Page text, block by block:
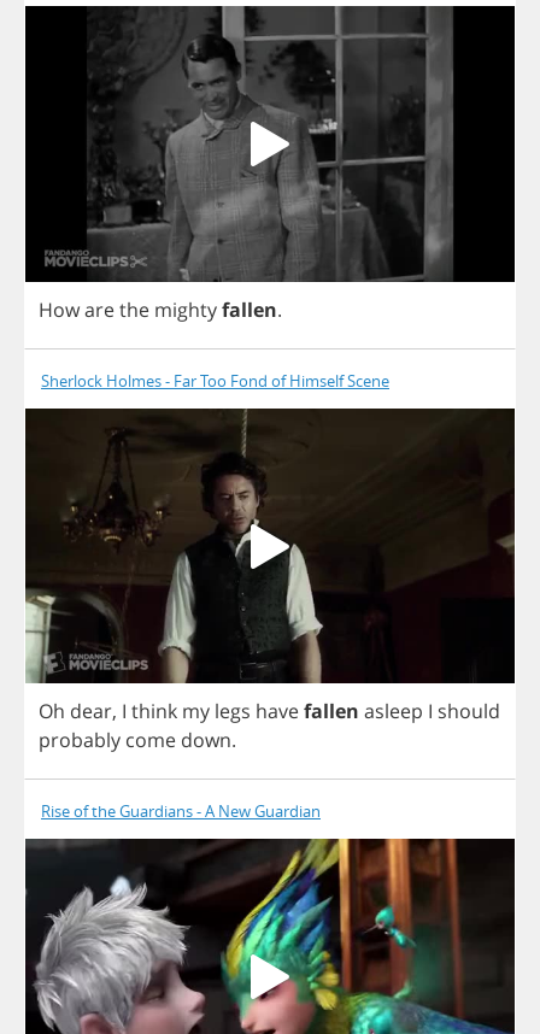
Howarethe mightyfallen.
Sherlock Holmes - Far Too Fond of Himself Scene
Oh dear, I think my legs havefallen asleep I should
probably come down.
Rise of the Guardians - A New Guardian